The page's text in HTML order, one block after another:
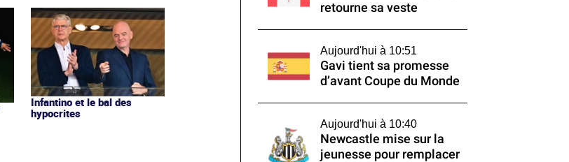
Infantino et le bal des
hypocrites
retourne sa veste
Aujourd'hui à 10:51
Gavi tient sa promesse
d’avant Coupe du Monde
Aujourd'hui à 10:40
Newcastle mise sur la
jeunesse pour remplacer